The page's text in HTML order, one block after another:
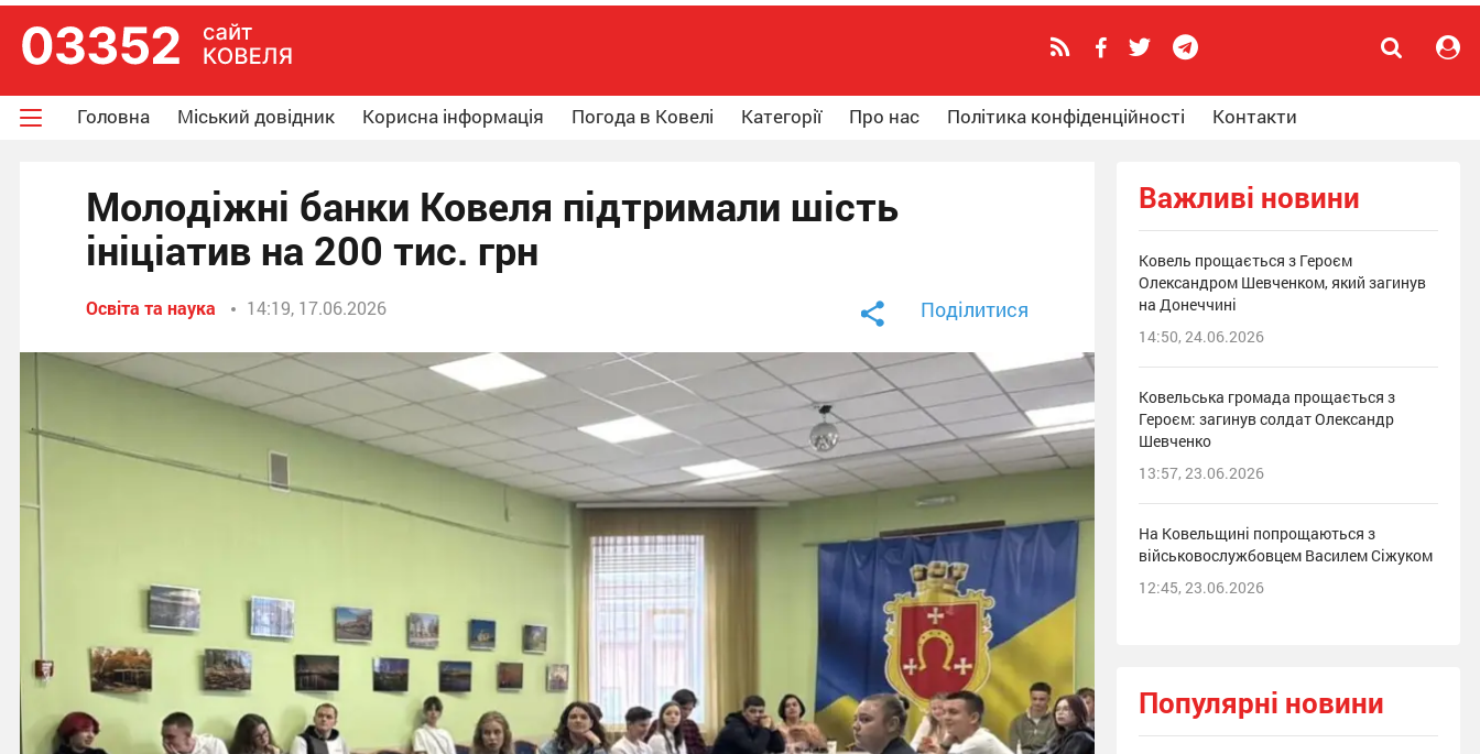
Головна Міський довідник Корисна інформація Погода в Ковелі Категорії Про нас Політика конфіденційності Контакти
Молодіжні банки Ковеля підтримали шість
ініціатив на 200 тис. грн
Освіта та наука 14:19, 17.06.2026 Поділитися
Важливі новини
Ковель прощається з Героєм
Олександром Шевченком, який загинув
на Донеччині
14:50, 24.06.2026
Ковельська громада прощається з
Героєм: загинув солдат Олександр
Шевченко
13:57, 23.06.2026
На Ковельщині попрощаються з
військовослужбовцем Василем Сіжуком
12:45, 23.06.2026
Популярні новини